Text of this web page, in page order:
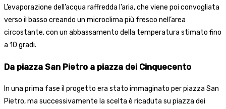
L’evaporazione dell’acqua raffredda l’aria, che viene poi convogliata
verso il basso creando un microclima più fresco nell’area
circostante, con un abbassamento della temperatura stimato fino
a 10 gradi.
Da piazza San Pietro a piazza dei Cinquecento
In una prima fase il progetto era stato immaginato per piazza San
Pietro, ma successivamente la scelta è ricaduta su piazza dei